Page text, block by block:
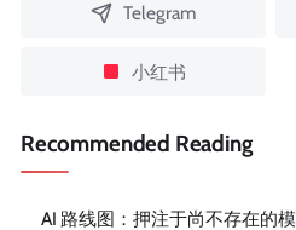
Telegram
小红书
Recommended Reading
AI 路线图：押注于尚不存在的模